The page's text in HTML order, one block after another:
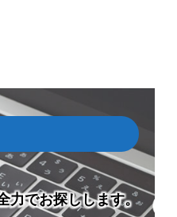
力でお探しします。